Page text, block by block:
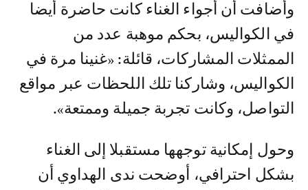
وأضافت أن أجواء الغناء كانت حاضرة أيضا
في الكواليس، بحكم موهبة عدد من
الممثلات المشاركات، قائلة: «غنينا مرة في
الكواليس، وشاركنا تلك اللحظات عبر مواقع
التواصل، وكانت تجربة جميلة وممتعة».
وحول إمكانية توجهها مستقبلا إلى الغناء
بشكل احترافي، أوضحت ندى الهداوي أن